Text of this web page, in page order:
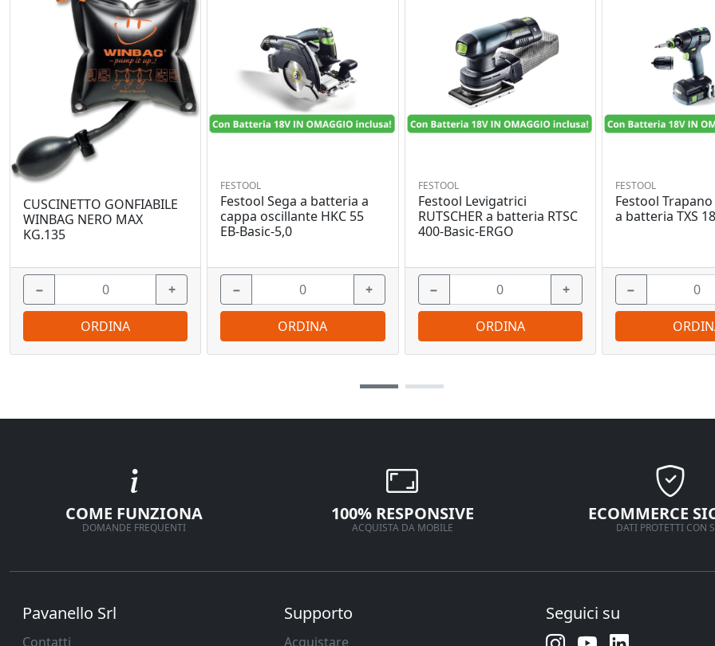
CUSCINETTO GONFIABILE
WINBAG NERO MAX
KG.135
− +
ORDINA
FESTOOL
Festool Sega a batteria a
cappa oscillante HKC 55
EB-Basic-5,0
− +
ORDINA
FESTOOL
Festool Levigatrici
RUTSCHER a batteria RTSC
400-Basic-ERGO
− +
ORDINA
FESTOOL
Festool
a batteria TXS
−
COME FUNZIONA
DOMANDE FREQUENTI
100% RESPONSIVE
ACQUISTA DA MOBILE
ECOMMERCE
DATI PROTETTI CON
Pavanello Srl
Contatti
Supporto
Acquistare
Seguici su